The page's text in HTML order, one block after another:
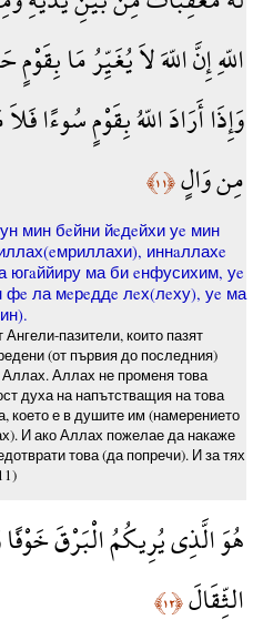
اللّهِ إِنَّ اللّهَ لاَ يُغَيِّرُ مَا
وَإِذَا أَرَادَ اللّهُ بِقَوْمٍ سُوءًا
مِن وَالٍ﴿١١﴾
мин бeйни йeдeйхи уe мин
иннaллахe
югaййиру ма би eнфусихим, уe
фe ла мeрeддe лeх(лeху), уe ма
пазители, които пазят
(от първия до последния)
Аллах. Аллах не променя това
духа на напътстващия на това
което е в душите им (намерението
И ако Аллах пожелае да накаже
това (да попречи). И за тях
هُوَ الَّذِي يُرِيكُمُ الْبَرْقَ
الثِّقَالَ﴿١٢﴾